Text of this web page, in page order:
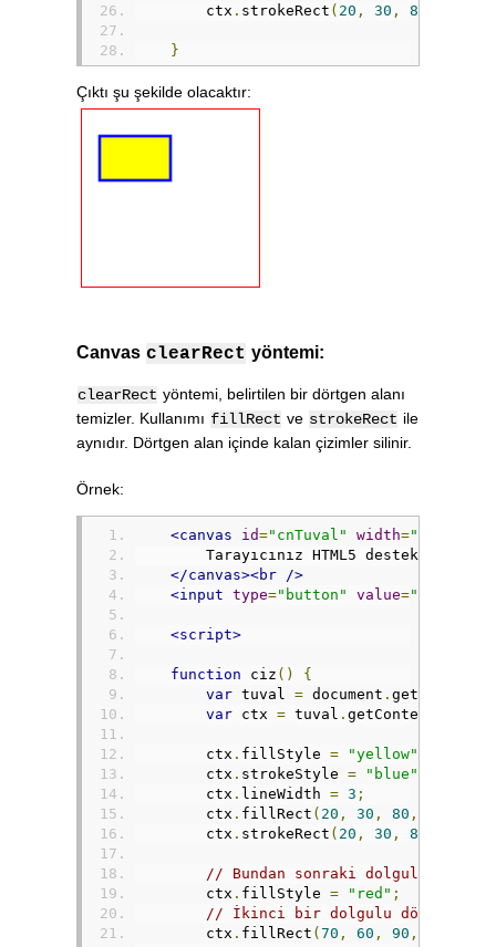
        ctx
. strokeRect ( 20 , 30 , 80
}
</script>
Çıktı şu şekilde olacaktır:
Canvas clearRect yöntemi:
clearRect yöntemi, belirtilen bir dörtgen alanı
temizler. Kullanımı fillRect ve strokeRect ile
aynıdır. Dörtgen alan içinde kalan çizimler silinir.
Örnek:
<canvas id="cnTuval" width="200"
        Tarayıcınız HTML5 desteklemiyor
</canvas><br />
<input type="button" value="Çiz"
<script>
function ciz ()
{
var tuval = document .
var ctx = tuval . getContext
        ctx
. fillStyle = "yellow"
        ctx
. strokeStyle = "blue"
        ctx
. lineWidth = 3 ;
        ctx
. fillRect ( 20 , 30 , 80 ,
        ctx
. strokeRect ( 20 , 30 , 80
// Bundan sonraki dolgularda
        ctx
. fillStyle = "red" ;
// İkinci bir dolgulu dörtgen çiz
        ctx
. fillRect ( 70 , 60 , 90 ,